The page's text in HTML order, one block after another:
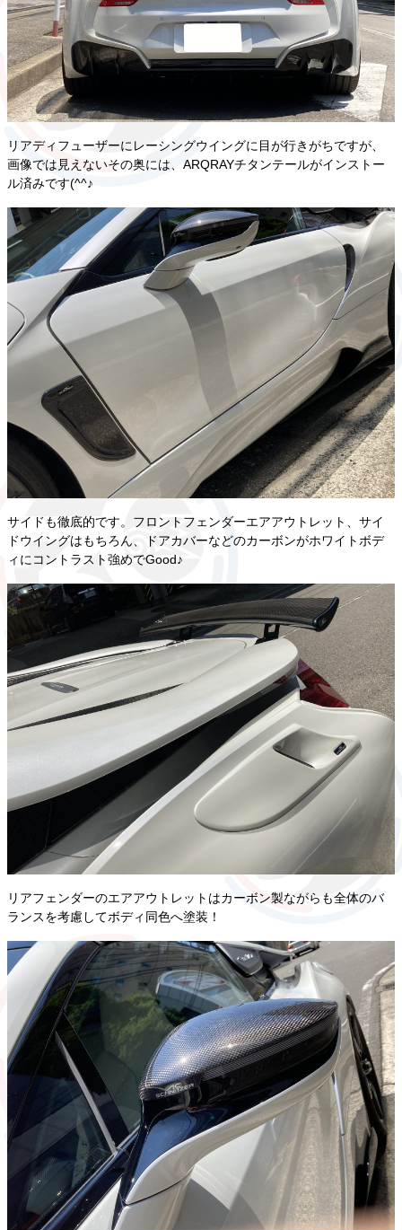
リアディフューザーにレーシングウイングに目が行きがちですが、
画像では見えないその奥には、ARQRAYチタンテールがインストー
ル済みです(^^♪
サイドも徹底的です。フロントフェンダーエアアウトレット、サイ
ドウイングはもちろん、ドアカバーなどのカーボンがホワイトボデ
ィにコントラスト強めでGood♪
リアフェンダーのエアアウトレットはカーボン製ながらも全体のバ
ランスを考慮してボディ同色へ塗装！